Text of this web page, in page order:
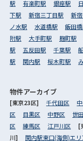
駅
有楽町駅 銀座駅
下駅
新宿三丁目駅 新
ノ水駅
水道橋駅 飯田
附駅
大手町駅 麹町駅
駅
五反田駅 千葉駅
駅
関内駅 桜木町駅
物件アーカイブ
[東京23区] 千代田区
区
目黒区 中野区 世
区
練馬区 江戸川区 [
川] 関内駅東口(海側)エリ